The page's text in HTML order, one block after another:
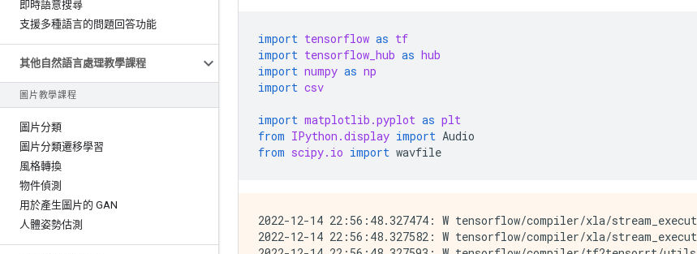
即時語意搜尋
支援多種語言的問題回答功能
其他自然語言處理教學課程
圖片教學課程
圖片分類
圖片分類遷移學習
風格轉換
物件偵測
用於產生圖片的 GAN
人體姿勢估測
import tensorflow as tf
import tensorflow_hub as hub
import numpy as np
import csv
import matplotlib.pyplot as plt
from IPython.display import Audio
from scipy.io import wavfile
2022-12-14 22:56:48.327474: W tensorflow/compiler/xla/
2022-12-14 22:56:48.327582: W tensorflow/compiler/xla/